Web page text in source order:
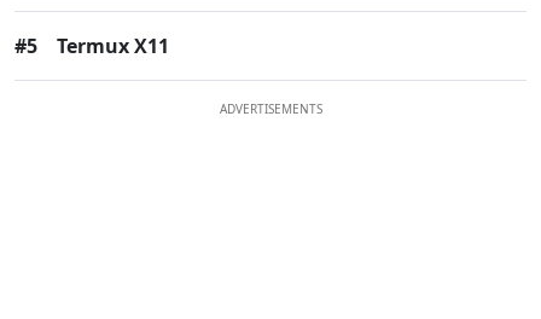
#5 Termux X11
ADVERTISEMENTS